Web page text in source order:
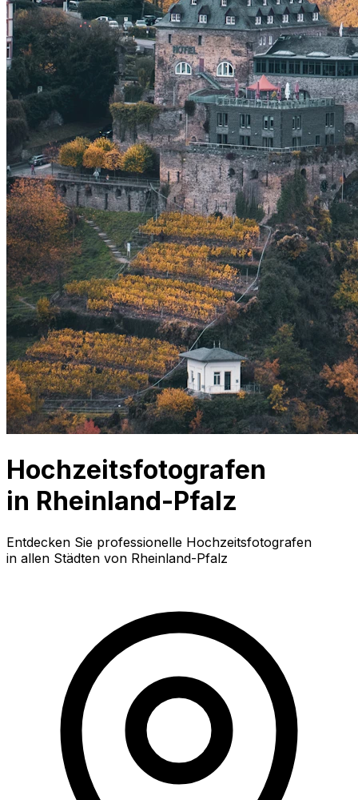
Hochzeitsfotografen
in Rheinland-Pfalz
Entdecken Sie professionelle Hochzeitsfotografen
in allen Städten von Rheinland-Pfalz